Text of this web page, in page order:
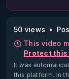
50 views
This video
Protect this
It was
this platform. In